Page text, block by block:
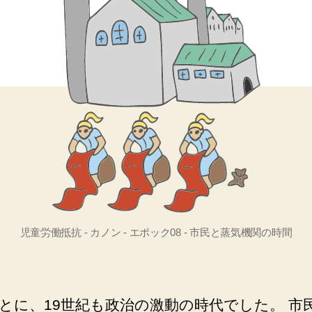
児童労働抵抗 - カノン - エポック08 - 市民と蒸気機関の時間
に、19世紀も政治の激動の時代でした。 市